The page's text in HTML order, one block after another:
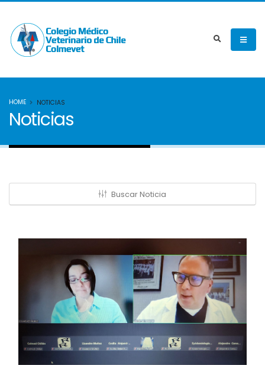
HOME NOTICIAS
Noticias
Buscar Noticia